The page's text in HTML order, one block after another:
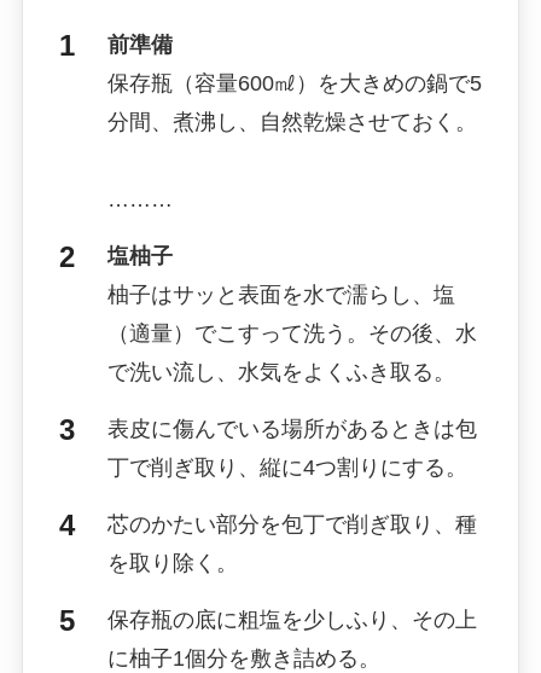
前準備
保存瓶（容量600㎖）を大きめの鍋で5
分間、煮沸し、自然乾燥させておく。
………
塩柚子
柚子はサッと表面を水で濡らし、塩
（適量）でこすって洗う。その後、水
で洗い流し、水気をよくふき取る。
表皮に傷んでいる場所があるときは包
丁で削ぎ取り、縦に4つ割りにする。
芯のかたい部分を包丁で削ぎ取り、種
を取り除く。
保存瓶の底に粗塩を少しふり、その上
に柚子1個分を敷き詰める。